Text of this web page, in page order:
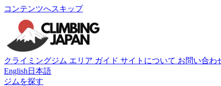
コンテンツへスキップ
クライミングジム エリア ガイド サイトについて お問い合わ
English 日本語
ジムを探す